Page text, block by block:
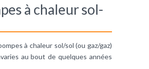
à chaleur sol-
à chaleur sol/sol (ou gaz/gaz)
au bout de quelques années